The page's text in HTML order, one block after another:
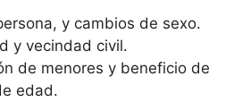
y cambios de sexo.
y vecindad civil.
de menores y beneficio de
edad.